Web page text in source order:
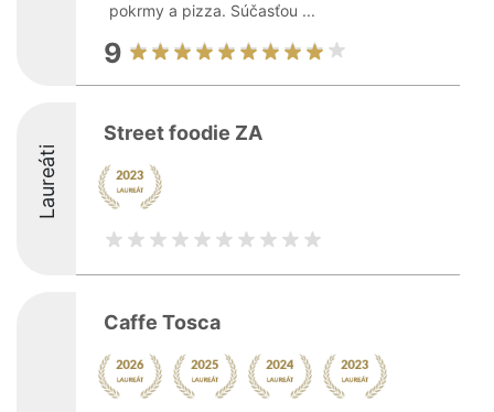
pokrmy a pizza. Súčasťou ...
9
Laureáti
Street foodie ZA
Caffe Tosca